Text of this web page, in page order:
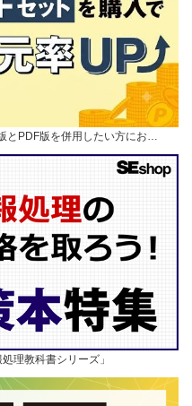
とPDF版を併用したい方にお…
理教科書シリーズ」